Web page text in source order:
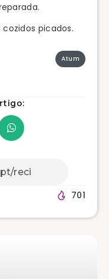
picados.
Atum
701